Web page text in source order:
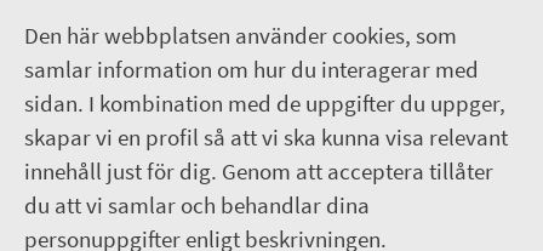
Den här webbplatsen använder cookies, som
samlar information om hur du interagerar med
sidan. I kombination med de uppgifter du uppger,
skapar vi en profil så att vi ska kunna visa relevant
innehåll just för dig. Genom att acceptera tillåter
du att vi samlar och behandlar dina
personuppgifter enligt beskrivningen.
Följ oss
Lediga jobb
Pressrum